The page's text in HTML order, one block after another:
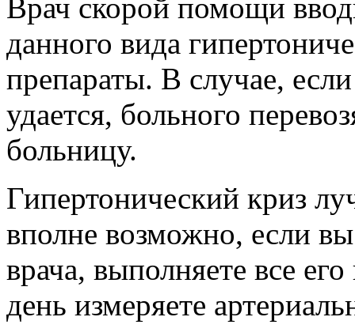
Врач скорой помощи
данного вида
препараты. В случае,
удается, больного
больницу.
Гипертонический криз
вполне возможно, если
врача, выполняете все
день измеряете